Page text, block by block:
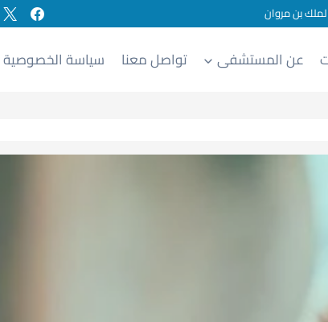
بن مروان
عن المستشفى تواصل معنا سياسة الخصوصية